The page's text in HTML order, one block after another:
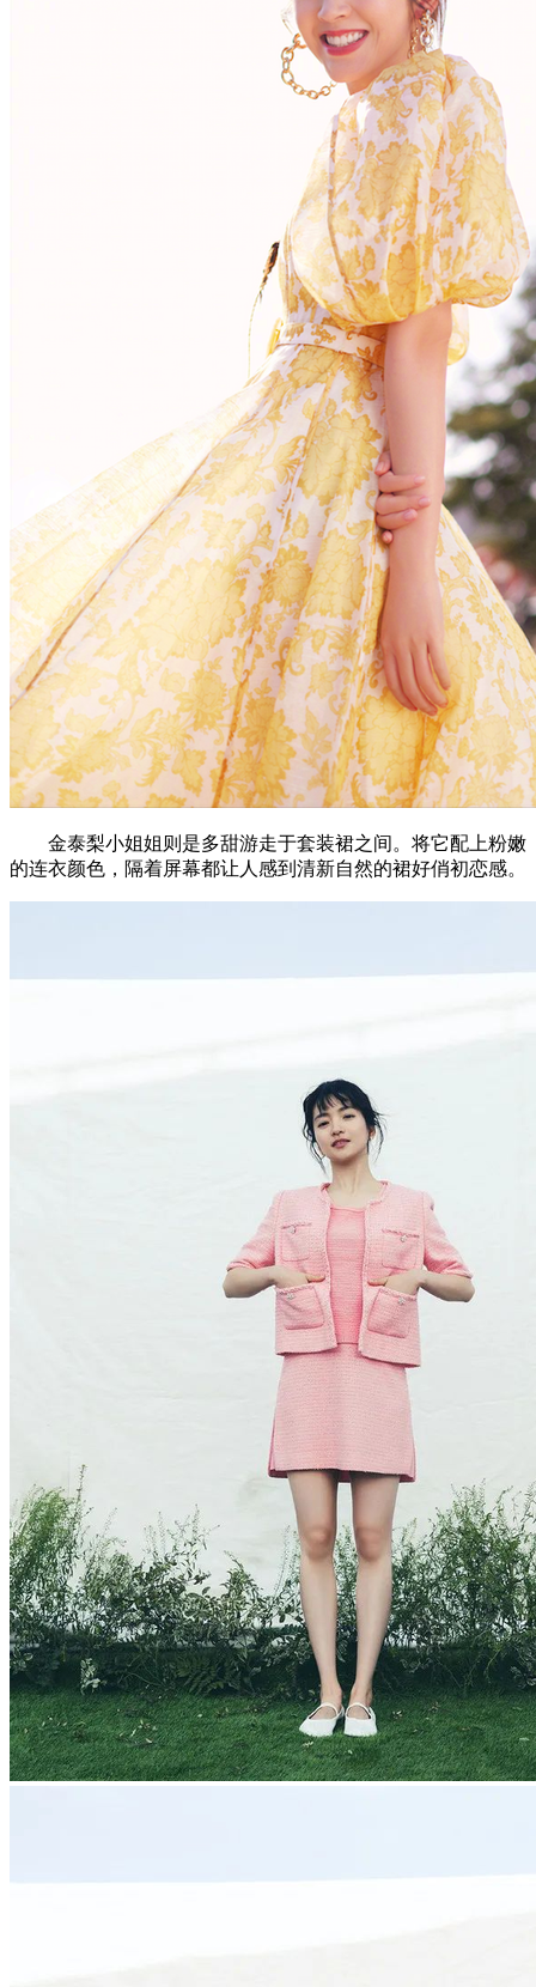
金泰梨小姐姐则是多甜游走于套装裙之间。将它配上粉嫩
的连衣颜色，隔着屏幕都让人感到清新自然的裙好俏初恋感。